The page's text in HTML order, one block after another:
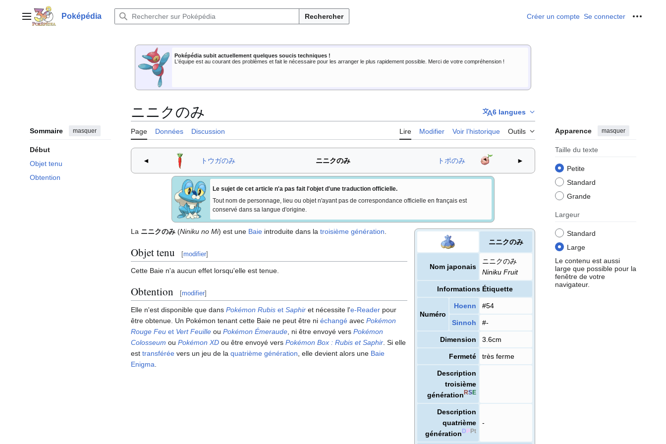
contenuMenu principalPoképédia Rechercher Créer un compte Se connecter Outils
Poképédia subit actuellement quelques soucis techniques !
L'équipe est au courant des problèmes et fait le nécessaire pour les arranger le plus rapidement possible. Merci de votre compréhension !
Sommaire masquer
Début
Objet tenu
Obtention
ニニクのみ 6 langues
Page Données Discussion Lire Modifier Voir l’historique Outils Apparence masquer
Taille du texte
Petite
Standard
Grande
Largeur
Standard
Large
Le contenu est aussi
large que possible pour la
fenêtre de votre
navigateur.
◄ トウガのみ ニニクのみ トポのみ ►
Le sujet de cet article n'a pas fait l'objet d'une traduction officielle.
Tout nom de personnage, lieu ou objet n'ayant pas de correspondance officielle en français est
conservé dans sa langue d'origine.
ニニクのみ
Nom japonais
ニニクのみ
Niniku Fruit
Informations Étiquette
Numéro
Hoenn #54
Sinnoh #-
Dimension 3.6cm
Fermeté très ferme
Description
troisième
génération RSE
Description
quatrième
génération D PPt
-
La ニニクのみ (Niniku no Mi) est une Baie introduite dans la troisième génération
Objet tenu [modifier]
Cette Baie n'a aucun effet lorsqu'elle est tenue.
Obtention [modifier]
Elle n'est disponible que dans Pokémon Rubis et Saphir et nécessite l'e-Reader pour
être obtenue. Un Pokémon tenant cette Baie ne peut être ni échangé avec Pokémon
Rouge Feu et Vert Feuille ou Pokémon Émeraude , ni être envoyé vers Pokémon
Colosseum ou Pokémon XD ou être envoyé vers Pokémon Box : Rubis et Saphir . Si elle
est transférée vers un jeu de la quatrième génération , elle devient alors une Baie
Enigma